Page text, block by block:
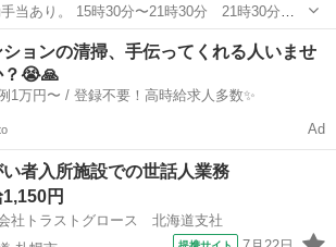
あり。 15時30分〜21時30分 21時30分〜
追加 10時〜15時30分） 時給1200円〜 とて
ームです。 現在、利用者4〜5名なのでゆっく
寝屋川市駅 その他 スタッフ
ションの清掃、手伝ってくれる人いませ
？😭🙏
日給例1万円〜 / 登録不要！高時給求人多数✨
Ad
い者入所施設での世話人業務
1,150円
社トラストグロース 北海道支社